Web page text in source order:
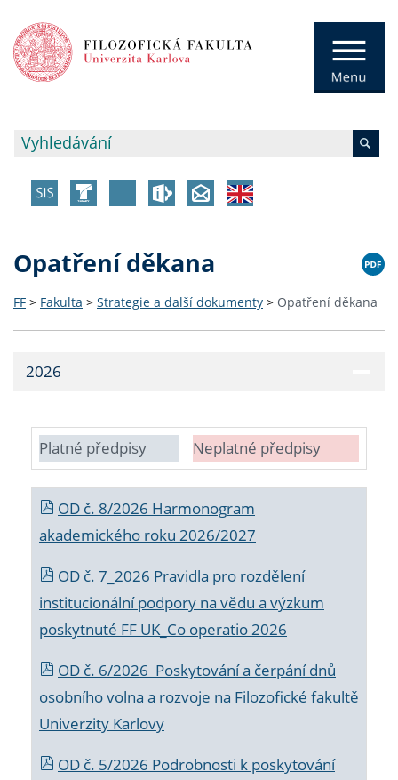
Opatření děkana
FF > Fakulta > Strategie a další dokumenty > Opatření děkana
2026
Platné předpisy Neplatné předpisy
OD č. 8/2026 Harmonogram
akademického roku 2026/2027
OD č. 7_2026 Pravidla pro rozdělení
institucionální podpory na vědu a výzkum
poskytnuté FF UK_Co operatio 2026
OD č. 6/2026 Poskytování a čerpání dnů
osobního volna a rozvoje na Filozofické fakultě
Univerzity Karlovy
OD č. 5/2026 Podrobnosti k poskytování